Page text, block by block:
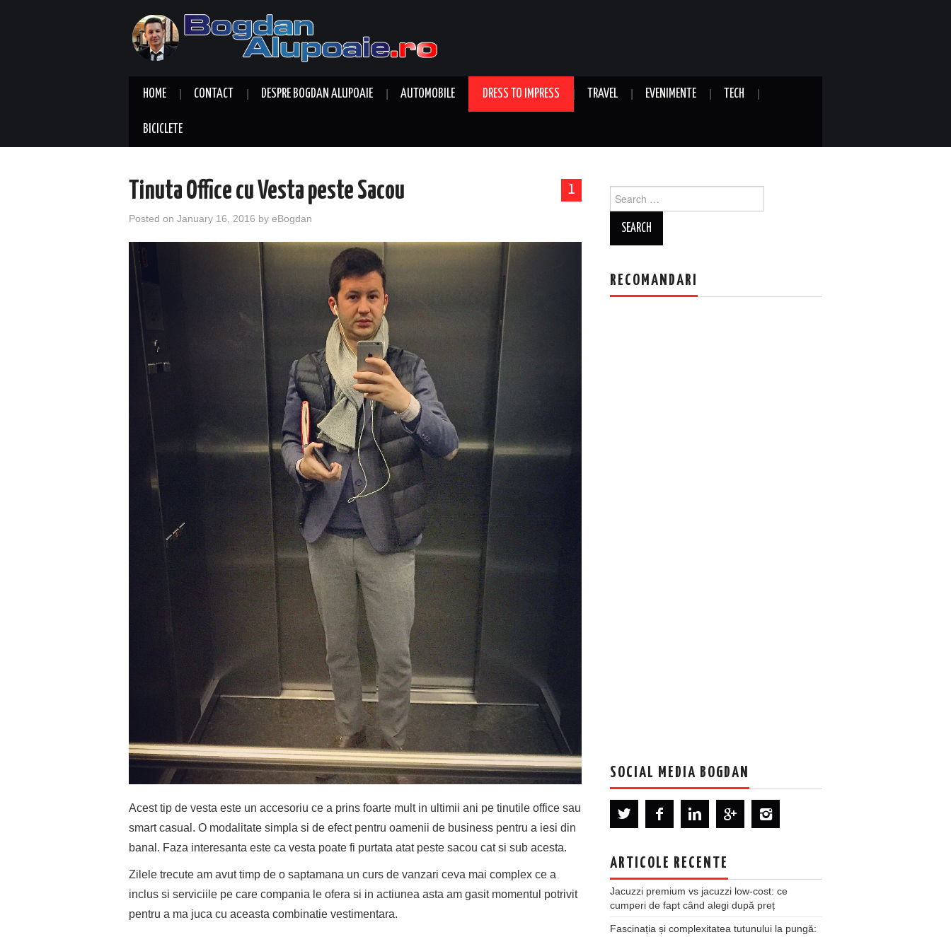
HOME CONTACT DESPRE BOGDAN ALUPOAIE AUTOMOBILE DRESS TO IMPRESS TRAVEL EVENIMENTE TECH
BICICLETE
1
Tinuta Office cu Vesta peste Sacou
Posted on January 16, 2016 by eBogdan
Acest tip de vesta este un accesoriu ce a prins foarte mult in ultimii ani pe tinutile office sau
smart casual. O modalitate simpla si de efect pentru oamenii de business pentru a iesi din
banal. Faza interesanta este ca vesta poate fi purtata atat peste sacou cat si sub acesta.
Zilele trecute am avut timp de o saptamana un curs de vanzari ceva mai complex ce a
inclus si serviciile pe care compania le ofera si in actiunea asta am gasit momentul potrivit
pentru a ma juca cu aceasta combinatie vestimentara.
for:
RECOMANDARI
SOCIAL MEDIA BOGDAN
ARTICOLE RECENTE
Jacuzzi premium vs jacuzzi low-cost: ce
cumperi de fapt când alegi după preț
Fascinația și complexitatea tutunului la pungă: